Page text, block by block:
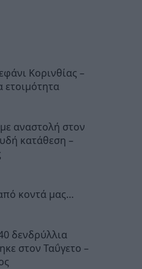
Κορινθίας –
ετοιμότητα
αναστολή στον
κατάθεση –
κοντά μας…
δενδρύλλια
στον Ταΰγετο –